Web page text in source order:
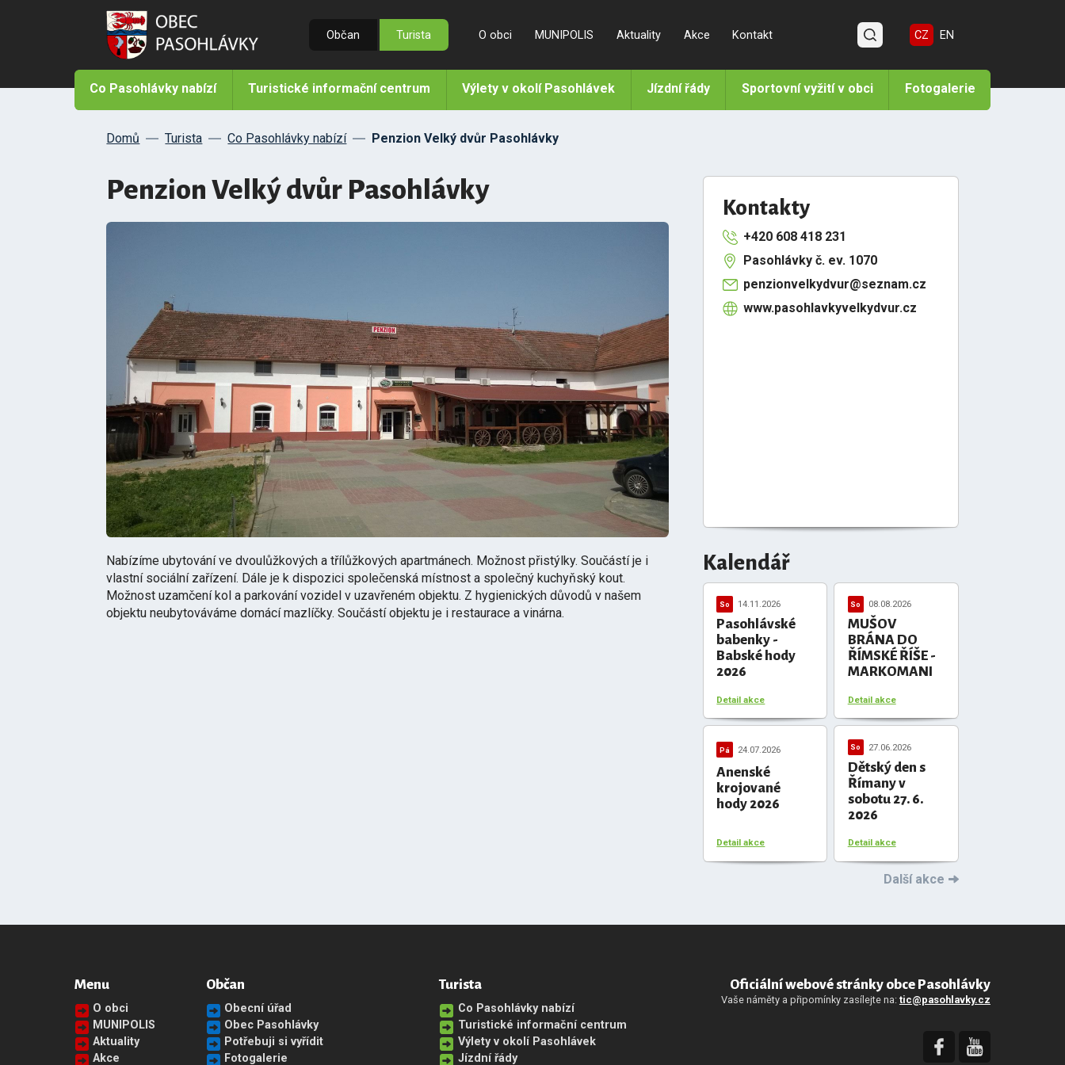
Občan Turista O obci MUNIPOLIS Aktuality Akce Kontakt CZ EN
Co Pasohlávky nabízí Turistické informační centrum Výlety v okolí Pasohlávek Jízdní řády Sportovní vyžití v obci Fotogalerie
Domů Turista Co Pasohlávky nabízí Penzion Velký dvůr Pasohlávky
Penzion Velký dvůr Pasohlávky
Nabízíme ubytování ve dvoulůžkových a třílůžkových apartmánech. Možnost přistýlky. Součástí je i
vlastní sociální zařízení. Dále je k dispozici společenská místnost a společný kuchyňský kout.
Možnost uzamčení kol a parkování vozidel v uzavřeném objektu. Z hygienických důvodů v našem
objektu neubytováváme domácí mazlíčky. Součástí objektu je i restaurace a vinárna.
Kontakty
+420 608 418 231
Pasohlávky č. ev. 1070
penzionvelkydvur@seznam.cz
www.pasohlavkyvelkydvur.cz
Kalendář
Pasohlávské
babenky -
Babské hody
2026
So 14.11.2026
Detail akce
MUŠOV
BRÁNA DO
ŘÍMSKÉ ŘÍŠE -
MARKOMANI
So 08.08.2026
Detail akce
Anenské
krojované
hody 2026
Pá 24.07.2026
Detail akce
Dětský den s
Římany v
sobotu 27. 6.
2026
So 27.06.2026
Detail akce
Další akce
Menu
O obci
MUNIPOLIS
Aktuality
Akce
Občan
Obecní úřad
Obec Pasohlávky
Potřebuji si vyřídit
Fotogalerie
Turista
Co Pasohlávky nabízí
Turistické informační centrum
Výlety v okolí Pasohlávek
Jízdní řády
Oficiální webové stránky obce Pasohlávky
Vaše náměty a připomínky zasílejte na: tic@pasohlavky.cz